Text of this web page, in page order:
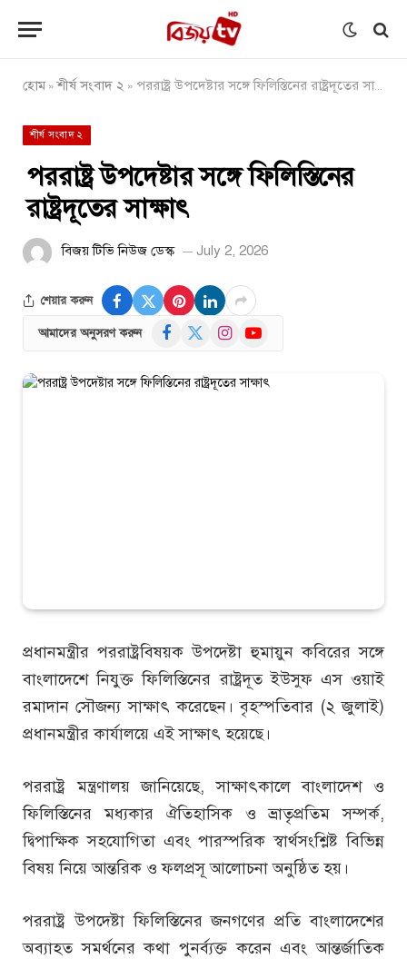
হোম»শীর্ষ সংবাদ ২ » পররাষ্ট্র উপদেষ্টার সঙ্গে ফিলিস্তিনের রাষ্ট্রদূতের সাক্ষাৎ
শীর্ষ সংবাদ ২
পররাষ্ট্র উপদেষ্টার সঙ্গে ফিলিস্তিনের
রাষ্ট্রদূতের সাক্ষাৎ
বিজয় টিভি নিউজ ডেস্ক July 2, 2026
শেয়ার করুন
আমাদের অনুসরণ করুন Facebook InstagramYouTube
প্রধানমন্ত্রীর পররাষ্ট্রবিষয়ক উপদেষ্টা হুমায়ুন কবিরের সঙ্গে
বাংলাদেশে নিযুক্ত ফিলিস্তিনের রাষ্ট্রদূত ইউসুফ এস ওয়াই
রমাদান সৌজন্য সাক্ষাৎ করেছেন। বৃহস্পতিবার (২ জুলাই)
প্রধানমন্ত্রীর কার্যালয়ে এই সাক্ষাৎ হয়েছে।
পররাষ্ট্র মন্ত্রণালয় জানিয়েছে, সাক্ষাৎকালে বাংলাদেশ ও
ফিলিস্তিনের মধ্যকার ঐতিহাসিক ও ভ্রাতৃপ্রতিম সম্পর্ক,
দ্বিপাক্ষিক সহযোগিতা এবং পারস্পরিক স্বার্থসংশ্লিষ্ট বিভিন্ন
বিষয় নিয়ে আন্তরিক ও ফলপ্রসূ আলোচনা অনুষ্ঠিত হয়।
পররাষ্ট্র উপদেষ্টা ফিলিস্তিনের জনগণের প্রতি বাংলাদেশের
অব্যাহত সমর্থনের কথা পুনর্ব্যক্ত করেন এবং আন্তর্জাতিক